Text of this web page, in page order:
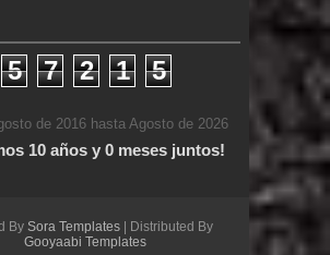
5 7 2 1 5
de 2016 hasta Agosto de 2026
10 años y 0 meses juntos!
By Sora Templates | Distributed By
Gooyaabi Templates